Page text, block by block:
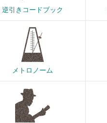
逆引きコードブック
メトロノーム